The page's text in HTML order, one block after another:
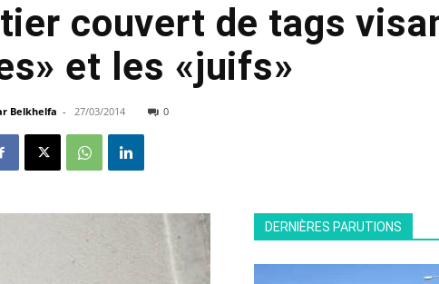
couvert de tags
et les «juifs»
Belkhelfa - 27/03/2014 0
DERNIÈRES PARUTIONS